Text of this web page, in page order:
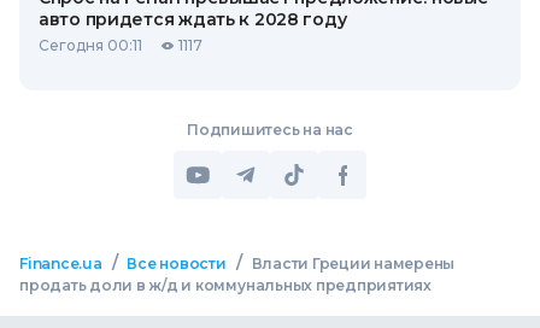
авто придется ждать к 2028 году
Сегодня 00:11 1117
Подпишитесь на нас
Finance.ua / Все новости /
Власти Греции намерены
продать доли в ж/д и коммунальных предприятиях